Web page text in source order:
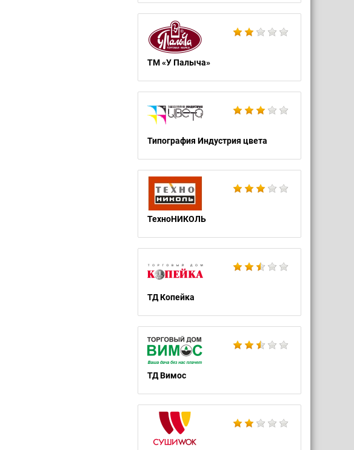
ТМ «У Палыча»
Типография Индустрия цвета
ТехноНИКОЛЬ
ТД Копейка
ТД Вимос